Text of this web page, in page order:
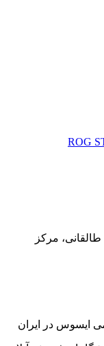
طالقانی، مرکز
ایسوس در ایران